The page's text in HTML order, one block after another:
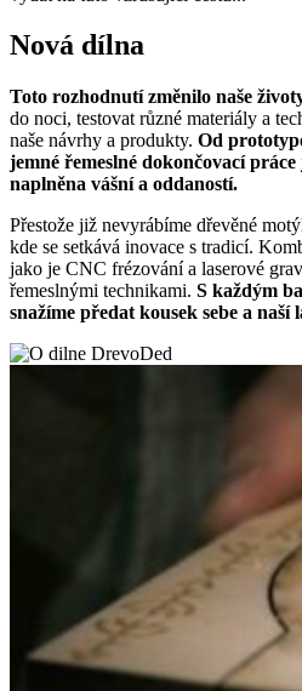
Nová dílna
Toto rozhodnutí změnilo naše
do noci, testovat různé materiály a
naše návrhy a produkty. Od
jemné řemeslné dokončovací
naplněna vášní a oddaností.
Přestože již nevyrábíme dřevěné
kde se setkává inovace s tradicí.
jako je CNC frézování a laserové
řemeslnými technikami. S každým
snažíme předat kousek sebe a naší